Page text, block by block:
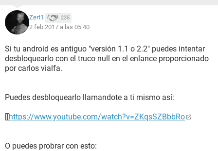
Zert1 235
2 feb 2017 a las 05:40
Si tu android es antiguo "versión 1.1 o 2.2" puedes intentar
desbloquearlo con el truco null en el enlance proporcionado
por carlos vialfa.
Puedes desbloquearlo llamandote a ti mismo así:
[[https://www.youtube.com/watch?v=ZKqsSZBbbRo
O puedes probrar con esto: